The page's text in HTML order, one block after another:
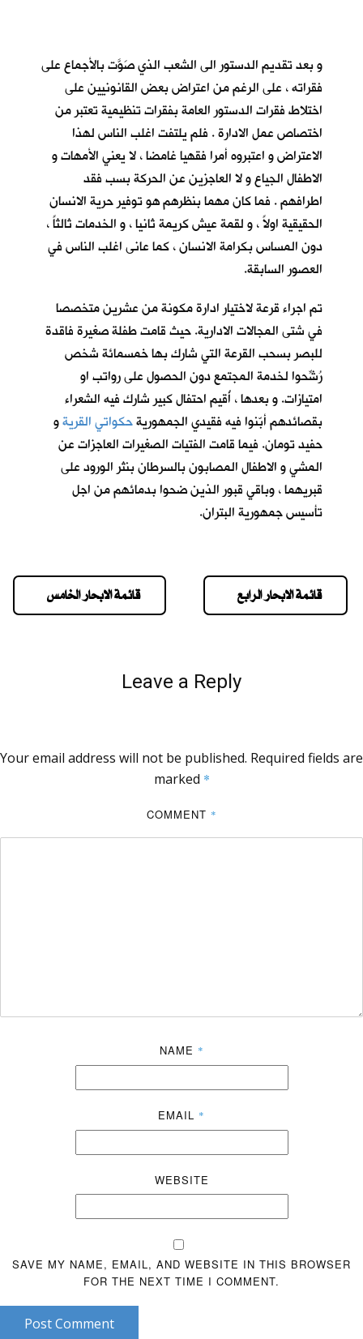
و بعد تقديم الدستور الى الشعب الذي صَوَّت بالأجماع على
فقراته ، على الرغم من اعتراض بعض القانونيين على
اختلاط فقرات الدستور العامة بفقرات تنظيمية تعتبر من
اختصاص عمل الادارة . فلم يلتفت اغلب الناس لهذا
الاعتراض و اعتبروه أمرا فقهيا غامضا ، لا يعني الأمهات و
الاطفال الجياع و لا العاجزين عن الحركة بسب فقد
اطرافهم . فما كان مهما بنظرهم هو توفير حرية الانسان
الحقيقية اولاً ، و لقمة عيش كريمة ثانيا ، و الخدمات ثالثاً ،
دون المساس بكرامة الانسان ، كما عانى اغلب الناس في
العصور السابقة.
تم اجراء قرعة لاختيار ادارة مكونة من عشرين متخصصا
في شتى المجالات الادارية. حيث قامت طفلة صغيرة فاقدة
للبصر بسحب القرعة التي شارك بها خمسمائة شخص
رُشِّحوا لخدمة المجتمع دون الحصول على رواتب او
امتيازات. و بعدها ، أُقيم احتفال كبير شارك فيه الشعراء
بقصائدهم أبّنوا فيه فقيدي الجمهوريةحكواتي القريةو
حفيد تومان. فيما قامت الفتيات الصغيرات العاجزات عن
المشي و الاطفال المصابون بالسرطان بنثر الورود على
قبريهما ، وباقي قبور الذين ضحوا بدمائهم من اجل
تأسيس جمهورية البتران.
قائمة الابحار الخامس قائمة الابحار الرابع
Leave a Reply
Your email address will not be published. Required fields are
marked *
COMMENT *
NAME *
EMAIL *
WEBSITE
SAVE MY NAME, EMAIL, AND WEBSITE IN THIS BROWSER
FOR THE NEXT TIME I COMMENT.
Post Comment